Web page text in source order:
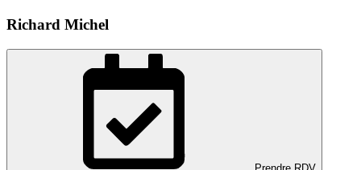
Richard Michel